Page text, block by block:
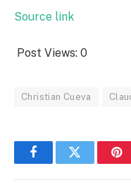
Source link
Post Views: 0
Christian Cueva
FacebookTwitter